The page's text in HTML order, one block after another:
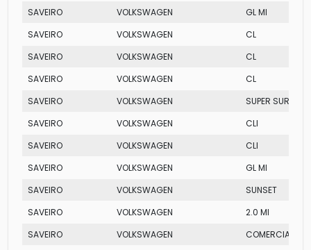
SAVEIRO
VOLKSWAGEN
GL MI
SAVEIRO
VOLKSWAGEN
CL
SAVEIRO
VOLKSWAGEN
CL
SAVEIRO
VOLKSWAGEN
CL
SAVEIRO
VOLKSWAGEN
SUPER SURF
SAVEIRO
VOLKSWAGEN
CLI
SAVEIRO
VOLKSWAGEN
CLI
SAVEIRO
VOLKSWAGEN
GL MI
SAVEIRO
VOLKSWAGEN
SUNSET
SAVEIRO
VOLKSWAGEN
2.0 MI
SAVEIRO
VOLKSWAGEN
COMERCIAL